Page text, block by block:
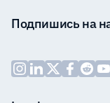
Подпишись на